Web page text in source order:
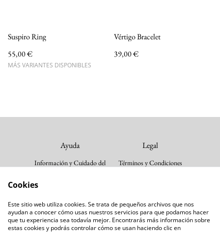
Suspiro Ring
55,00 €
MÁS VARIANTES DISPONIBLES
Vértigo Bracelet
39,00 €
Ayuda
Información y Cuidado del
Legal
Términos y Condiciones
Follow us
Instagram
Contacta con nosotros
Cookies
Este sitio web utiliza cookies. Se trata de pequeños archivos que nos
ayudan a conocer cómo usas nuestros servicios para que podamos hacer
que tu experiencia sea todavía mejor. Encontrarás más información sobre
estas cookies y podrás controlar cómo se usan haciendo clic en